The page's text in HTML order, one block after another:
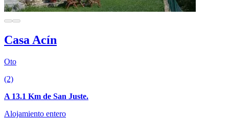
Casa Acín
Oto
(2)
A 13.1 Km de San Juste.
Alojamiento entero